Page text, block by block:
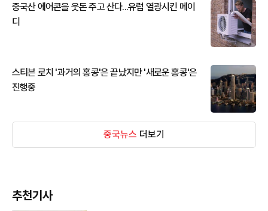
중국산 에어콘을 웃돈 주고 산다...유럽 열광시킨 메이
디
스티븐 로치 '과거의 홍콩'은 끝났지만 '새로운 홍콩'은
진행중
중국뉴스 더보기
추천기사